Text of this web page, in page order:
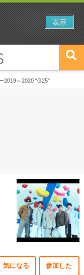
2019～2020 "G25"
！
気になる 参加した
表示